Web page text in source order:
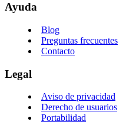
Ayuda
Blog
Preguntas frecuentes
Contacto
Legal
Aviso de privacidad
Derecho de usuarios
Portabilidad